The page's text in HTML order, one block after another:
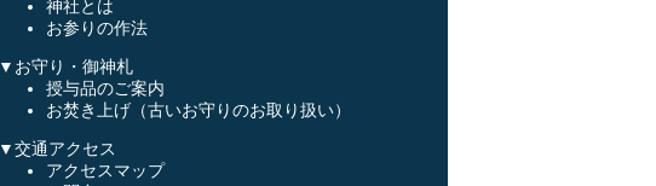
神社とは
お参りの作法
▼お守り・御神札
授与品のご案内
お焚き上げ（古いお守りのお取り扱い）
▼交通アクセス
アクセスマップ